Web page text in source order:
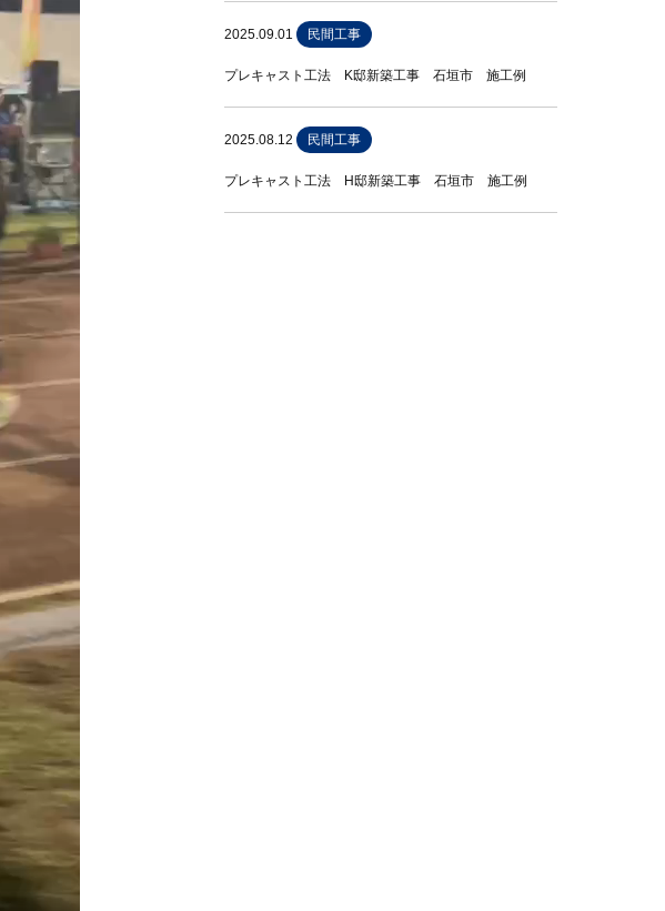
2025.09.01 民間工事
プレキャスト工法 K邸新築工事 石垣市 施工例
2025.08.12 民間工事
プレキャスト工法 H邸新築工事 石垣市 施工例